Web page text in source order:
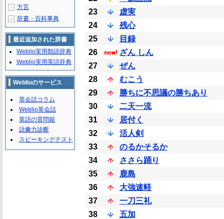
23
虚実
24
残心
25
目録
26
ざん しん
27
ぜん
28
むこう
29
勝ちに不思議の勝ちあり
30
二天一流
31
居付く
32
活人剣
33
のるかそるか
34
ささら踊り
35
鹿島
36
大強速軽
37
一刀三礼
38
五加
＋ 方言
＋ 辞書・百科事典
最近追加された辞書
Weblio実用類語辞典
Weblio実用英語辞典
Weblioのサービス
英会話コラム
Weblio英会話
英語の質問箱
語彙力診断
スピーキングテスト